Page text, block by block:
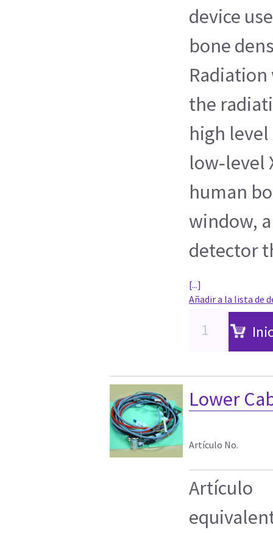
device
bone
the
high level
low‐level
human
window,
detector
[...]
Añadir a la lista de
Lower
Artículo No.
Artículo